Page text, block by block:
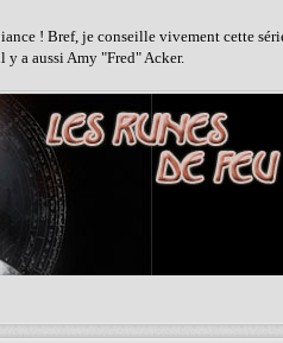
! Bref, je conseille vivement cette
y a aussi Amy "Fred" Acker.